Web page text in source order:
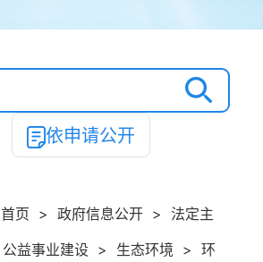
依申请公开
首页 > 政府信息公开 >
法定主
公益事业建设 > 生态环境 > 环